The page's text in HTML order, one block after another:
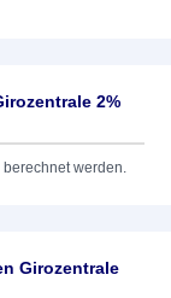
2%
werden.
Girozentrale